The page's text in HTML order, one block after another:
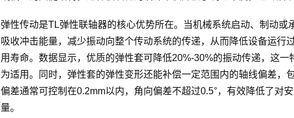
弹性传动是TL弹性联轴器的核心优势所在。当机械系统启动、制动
吸收冲击能量，减少振动向整个传动系统的传递，从而降低设备运行
用寿命。数据显示，优质的弹性套可降低20%-30%的振动传递，这
为适用。同时，弹性套的弹性变形还能补偿一定范围内的轴线偏差，
偏差通常可控制在0.2mm以内，角向偏差不超过0.5°，有效降低了对
量。